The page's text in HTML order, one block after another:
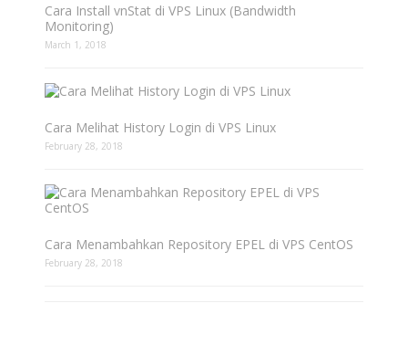
Cara Install vnStat di VPS Linux (Bandwidth
Monitoring)
March 1, 2018
Cara Melihat History Login di VPS Linux
February 28, 2018
Cara Menambahkan Repository EPEL di VPS CentOS
February 28, 2018